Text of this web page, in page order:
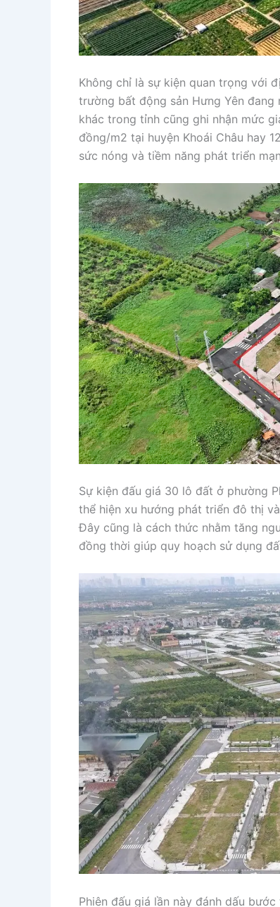
Không chỉ là sự kiện quan trọng với
trường bất động sản Hưng Yên
khác trong tỉnh cũng ghi nhận mức
đồng/m2 tại huyện Khoái Châu hay
sức nóng và tiềm năng phát triển
Sự kiện đấu giá 30 lô đất ở phường
thể hiện xu hướng phát triển đô thị
Đây cũng là cách thức nhằm tăng
đồng thời giúp quy hoạch sử dụng
Phiên đấu giá lần này đánh dấu